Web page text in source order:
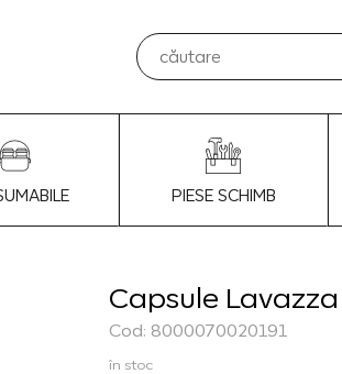
PIESE SCHIMB
Capsule
Cod: 8000070020191
în stoc